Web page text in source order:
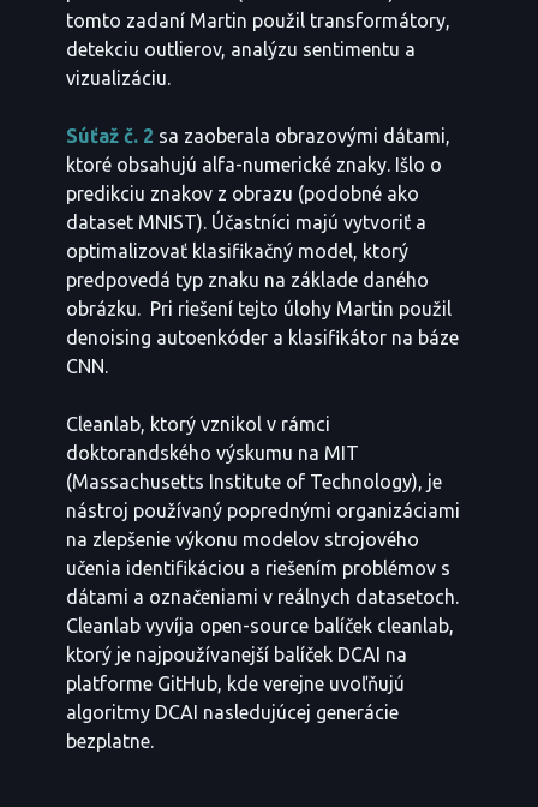
tomto zadaní Martin použil transformátory,
detekciu outlierov, analýzu sentimentu a
vizualizáciu.
Súťaž č. 2 sa zaoberala obrazovými dátami,
ktoré obsahujú alfa-numerické znaky. Išlo o
predikciu znakov z obrazu (podobné ako
dataset MNIST). Účastníci majú vytvoriť a
optimalizovať klasifikačný model, ktorý
predpovedá typ znaku na základe daného
obrázku. Pri riešení tejto úlohy Martin použil
denoising autoenkóder a klasifikátor na báze
CNN.
Cleanlab, ktorý vznikol v rámci
doktorandského výskumu na MIT
(Massachusetts Institute of Technology), je
nástroj používaný poprednými organizáciami
na zlepšenie výkonu modelov strojového
učenia identifikáciou a riešením problémov s
dátami a označeniami v reálnych datasetoch.
Cleanlab vyvíja open-source balíček cleanlab,
ktorý je najpoužívanejší balíček DCAI na
platforme GitHub, kde verejne uvoľňujú
algoritmy DCAI nasledujúcej generácie
bezplatne.